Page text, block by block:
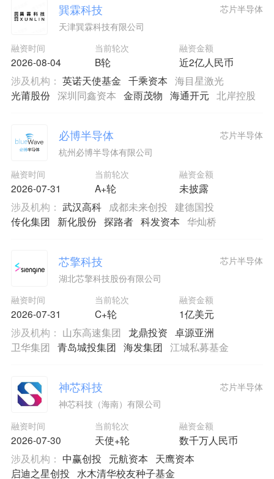
巽霖科技
天津巽霖科技有限公司
融资时间
2026-08-04
当前轮次
B轮
融资金额
近2亿人民币
芯片半导体
涉及机构： 英诺天使基金 千乘资本 海目星激光
光莆股份 深圳同鑫资本 金雨茂物 海通开元 北岸控股
必博半导体
杭州必博半导体有限公司
融资时间
2026-07-31
当前轮次
A+轮
融资金额
未披露
芯片半导体
涉及机构： 武汉高科 成都未来创投
建德国投
传化集团
新化股份 探路者 科发资本 华灿桥
芯擎科技
湖北芯擎科技股份有限公司
融资时间
2026-07-31
当前轮次
C+轮
融资金额
1亿美元
芯片半导体
涉及机构： 山东高速集团 龙鼎投资 卓源亚洲
卫华集团
青岛城投集团 海发集团 江城私募基金
神芯科技
神芯科技（海南）有限公司
融资时间
2026-07-30
当前轮次
天使+轮
融资金额
数千万人民币
芯片半导体
涉及机构： 中赢创投 元航资本
天鹰资本
启迪之星创投
水木清华校友种子基金